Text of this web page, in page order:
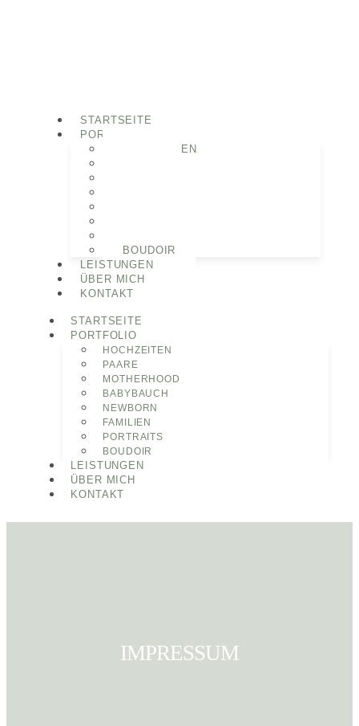
STARTSEITE
PORTFOLIO
HOCHZEITEN
BOUDOIR
LEISTUNGEN
ÜBER MICH
KONTAKT
STARTSEITE
PORTFOLIO
HOCHZEITEN
PAARE
MOTHERHOOD
BABYBAUCH
NEWBORN
FAMILIEN
PORTRAITS
BOUDOIR
LEISTUNGEN
ÜBER MICH
KONTAKT
IMPRESSUM